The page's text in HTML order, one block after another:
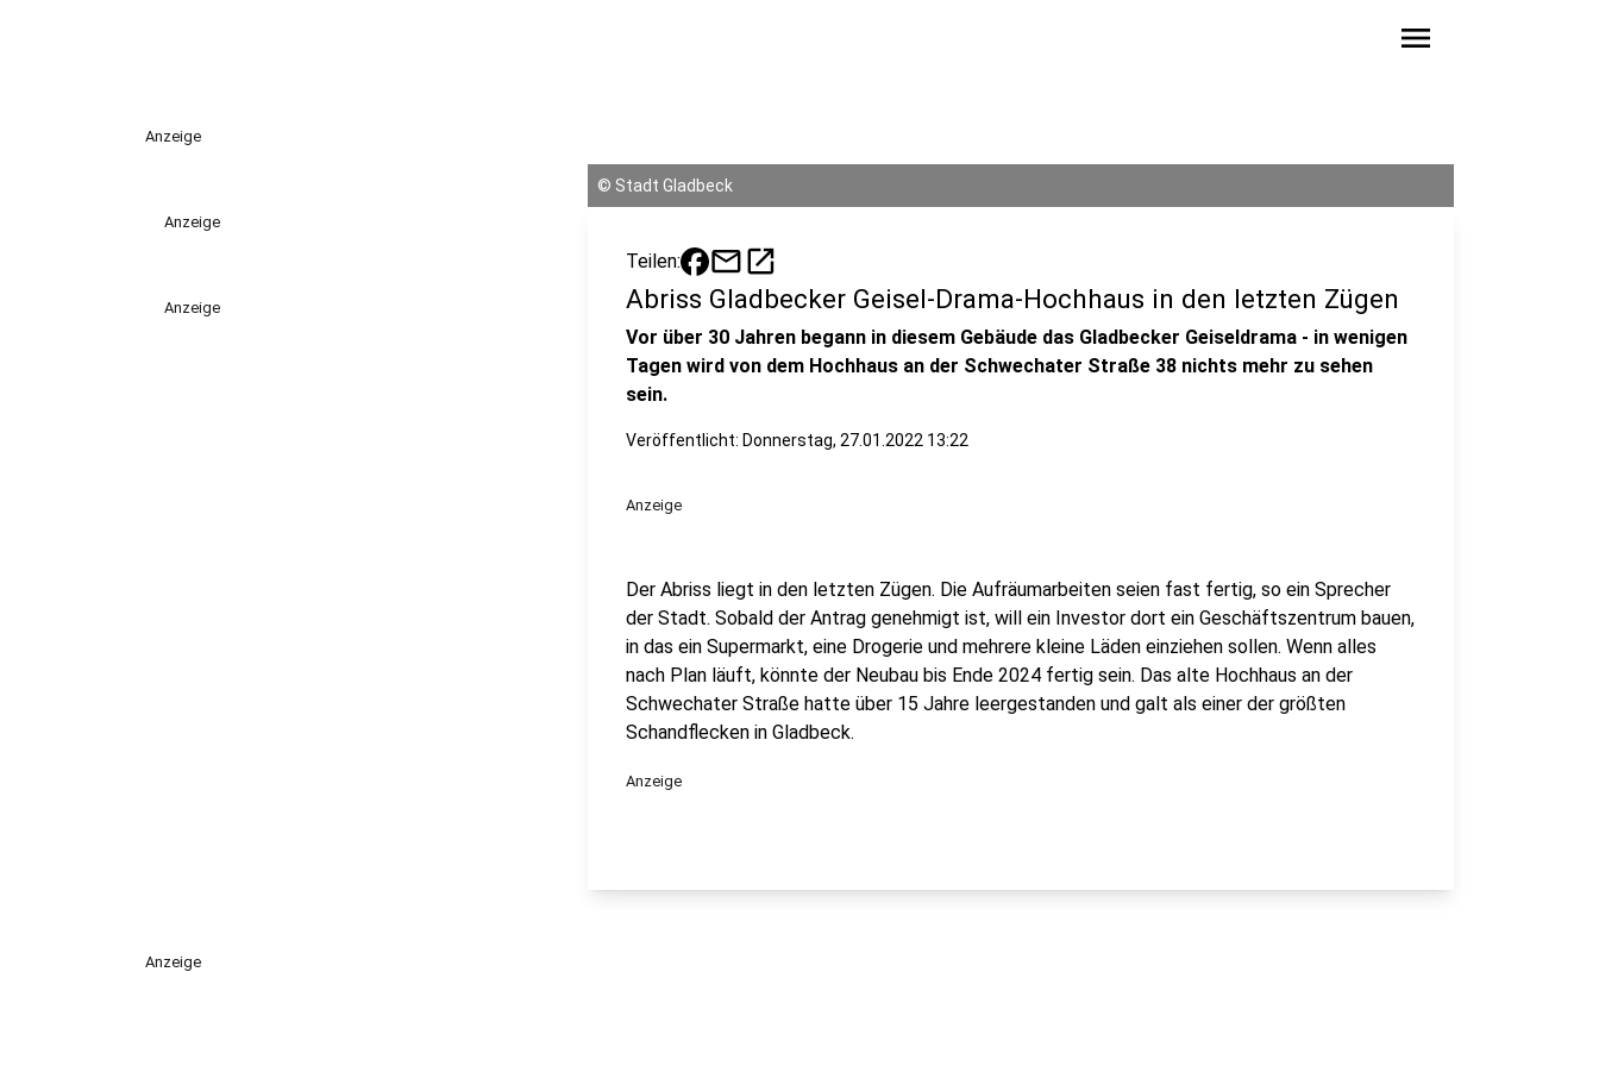
menu
Anzeige
Anzeige
Anzeige
© Stadt Gladbeck
Teilen: mailopen_in_new
Abriss Gladbecker Geisel-Drama-Hochhaus in den letzten Zügen
Vor über 30 Jahren begann in diesem Gebäude das Gladbecker Geiseldrama - in wenigen
Tagen wird von dem Hochhaus an der Schwechater Straße 38 nichts mehr zu sehen
sein.
Veröffentlicht: Donnerstag, 27.01.2022 13:22
Anzeige
Der Abriss liegt in den letzten Zügen. Die Aufräumarbeiten seien fast fertig, so ein Sprecher
der Stadt. Sobald der Antrag genehmigt ist, will ein Investor dort ein Geschäftszentrum bauen,
in das ein Supermarkt, eine Drogerie und mehrere kleine Läden einziehen sollen. Wenn alles
nach Plan läuft, könnte der Neubau bis Ende 2024 fertig sein. Das alte Hochhaus an der
Schwechater Straße hatte über 15 Jahre leergestanden und galt als einer der größten
Schandflecken in Gladbeck.
Anzeige
Anzeige